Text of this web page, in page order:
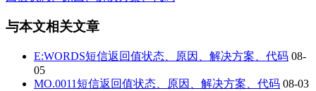
与本文相关文章
E:WORDS短信返回值状态、原因、解决方案、代码 08-
05
MO.0011短信返回值状态、原因、解决方案、代码 08-03